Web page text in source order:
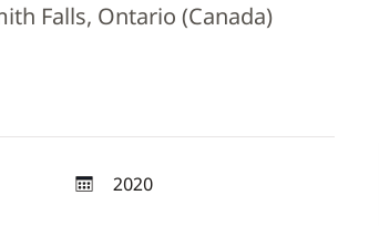
Falls, Ontario (Canada)
2020
anno